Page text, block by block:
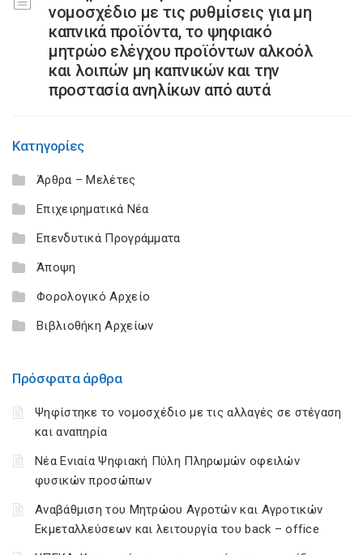
νομοσχέδιο με τις ρυθμίσεις για μη
καπνικά προϊόντα, το ψηφιακό
μητρώο ελέγχου προϊόντων αλκοόλ
και λοιπών μη καπνικών και την
προστασία ανηλίκων από αυτά
Κατηγορίες
Άρθρα – Μελέτες
Επιχειρηματικά Νέα
Επενδυτικά Προγράμματα
Άποψη
Φορολογικό Αρχείο
Βιβλιοθήκη Αρχείων
Πρόσφατα άρθρα
Ψηφίστηκε το νομοσχέδιο με τις αλλαγές σε στέγαση
και αναπηρία
Νέα Ενιαία Ψηφιακή Πύλη Πληρωμών οφειλών
φυσικών προσώπων
Αναβάθμιση του Μητρώου Αγροτών και Αγροτικών
Εκμεταλλεύσεων και λειτουργία του back – office